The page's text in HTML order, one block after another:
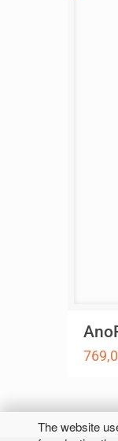
The website
weist